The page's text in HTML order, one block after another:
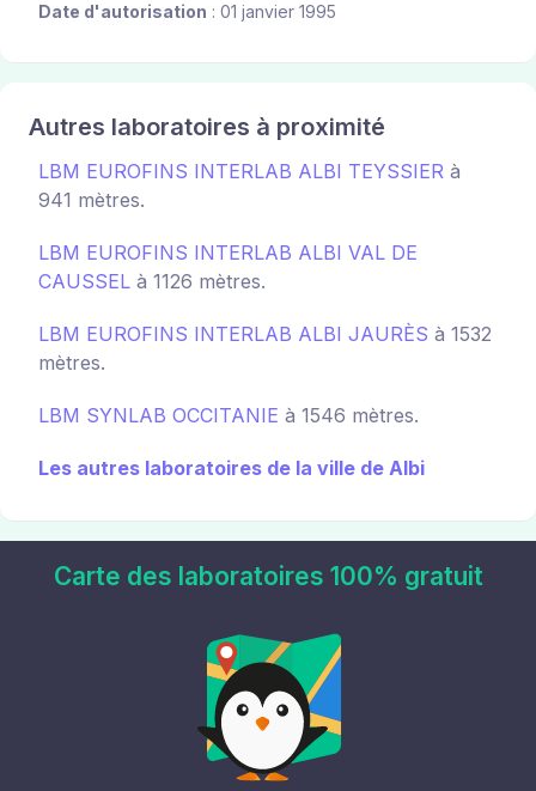
Date d'autorisation : 01 janvier 1995
Autres laboratoires à proximité
LBM EUROFINS INTERLAB ALBI TEYSSIER à
941 mètres.
LBM EUROFINS INTERLAB ALBI VAL DE
CAUSSEL à 1126 mètres.
LBM EUROFINS INTERLAB ALBI JAURÈS à 1532
mètres.
LBM SYNLAB OCCITANIE à 1546 mètres.
Les autres laboratoires de la ville de Albi
Carte des laboratoires 100% gratuit